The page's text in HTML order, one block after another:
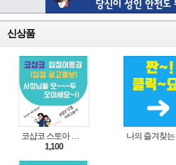
신상품
코샵코 스토아 입점 1일 이용권
1,100